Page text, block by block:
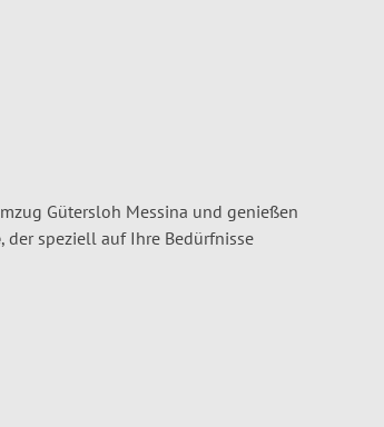
Gütersloh Messina und genießen
, der speziell auf Ihre Bedürfnisse